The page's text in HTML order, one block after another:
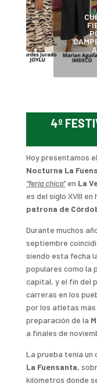
4º
Hoy presentamos el
Nocturna La
“feria chica”en La
es del siglo XVIII en
patrona de
Durante muchos
septiembre
siendo esta fecha
populares como la
capital, y el fin del
carreras en los
por los atletas
preparación de la
a finales de
La prueba tenía un
La Fuensanta,
kilómetros donde